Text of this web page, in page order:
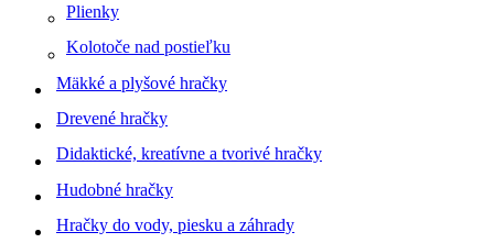
Plienky
Kolotoče nad postieľku
Mäkké a plyšové hračky
Drevené hračky
Didaktické, kreatívne a tvorivé hračky
Hudobné hračky
Hračky do vody, piesku a záhrady